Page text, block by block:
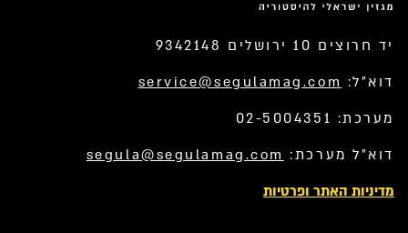
יד חרוצים 10 ירושלים 9342148
דוא”ל: service@segulamag.com
מערכת: 02-5004351
דוא”ל מערכת: segula@segulamag.com
מדיניות האתר ופרטיות